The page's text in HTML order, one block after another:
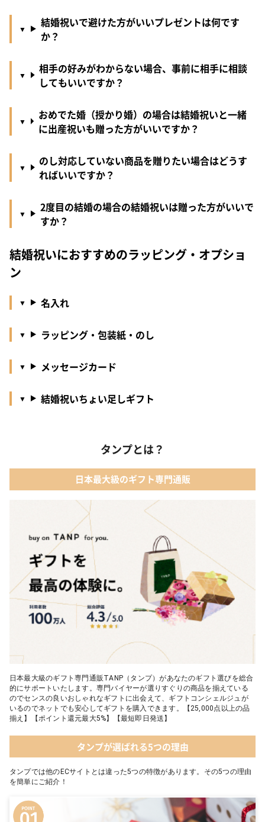
結婚祝いで避けた方がいいプレゼントは何です
か？
相手の好みがわからない場合、事前に相手に相談
してもいいですか？
おめでた婚（授かり婚）の場合は結婚祝いと一緒
に出産祝いも贈った方がいいですか？
のし対応していない商品を贈りたい場合はどうす
ればいいですか？
2度目の結婚の場合の結婚祝いは贈った方がいいで
すか？
結婚祝いにおすすめのラッピング・オプショ
ン
名入れ
ラッピング・包装紙・のし
メッセージカード
結婚祝いちょい足しギフト
タンプとは？
日本最大級のギフト専門通販
日本最大級のギフト専門通販TANP（タンプ）があなたのギフト選びを総合
的にサポートいたします。専門バイヤーが選りすぐりの商品を揃えている
のでセンスの良いおしゃれなギフトに出会えて、ギフトコンシェルジュが
いるのでネットでも安心してギフトを購入できます。【25,000点以上の品
揃え】【ポイント還元最大5%】【最短即日発送】
タンプが選ばれる5つの理由
タンプでは他のECサイトとは違った5つの特徴があります。その5つの理由
を簡単にご紹介！